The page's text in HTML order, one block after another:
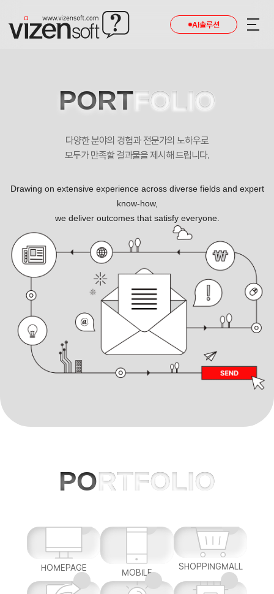
AI솔루션
자일자동차 포트폴리오
PORTFOLIO
다양한 분야의 경험과 전문가의 노하우로
모두가 만족할 결과물을 제시해 드립니다.
Drawing on extensive experience across diverse fields and expert
know-how,
we deliver outcomes that satisfy everyone.
PORTFOLIO
HOMEPAGE MOBILE
SHOPPINGMALL